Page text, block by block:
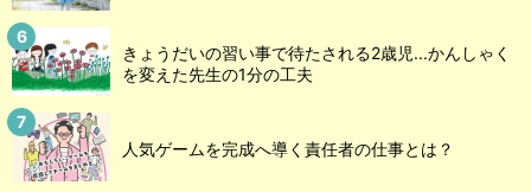
きょうだいの習い事で待たされる2歳児...かんしゃく
を変えた先生の1分の工夫
人気ゲームを完成へ導く責任者の仕事とは？